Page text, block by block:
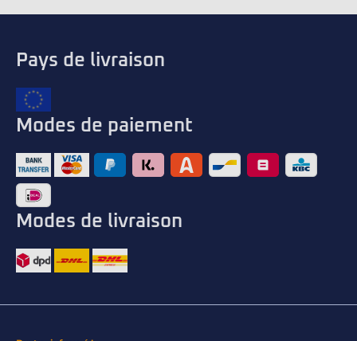
Pays de livraison
Modes de paiement
Modes de livraison